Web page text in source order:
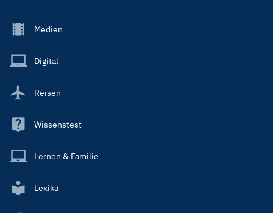
Footer
Main
Medien
Digital
Reisen
Wissenstest
Lernen & Familie
Lexika